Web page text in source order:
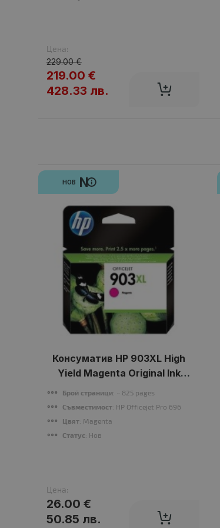
Цена:
229.00 €
219.00 €
428.33 лв.
НОВ N
Консуматив HP 903XL High
Yield Magenta Original Ink
Cartridge
Брой страници: ~ 825 pages
Съвместимост: HP Officejet Pro 6960/6970
Цвят: Magenta
Статус: Нов
Цена:
26.00 €
50.85 лв.